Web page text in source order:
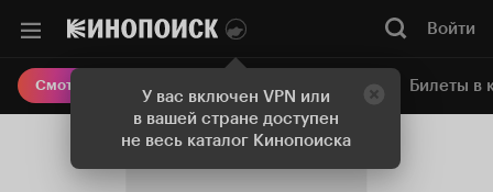
У вас включен VPN или
в вашей стране доступен
не весь каталог Кинопоиска
Войти
Смотреть кино Онлайн-кинотеатр Билеты в